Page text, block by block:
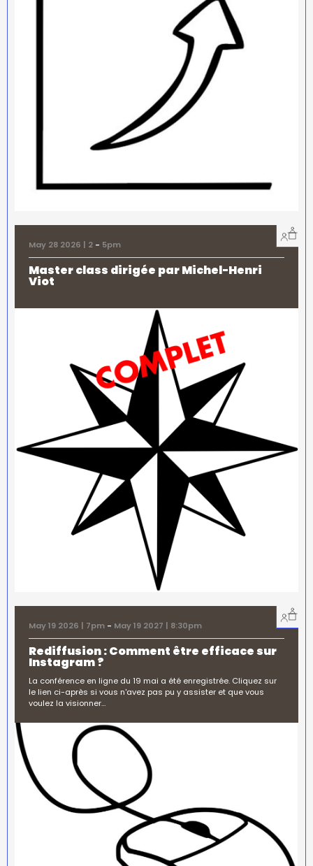
May 28 2026 | 2 - 5pm
Master class dirigée par Michel-Henri
Viot
May 19 2026 | 7pm - May 19 2027 | 8:30pm
Rediffusion : Comment être efficace sur
Instagram ?
La conférence en ligne du 19 mai a été enregistrée. Cliquez sur
le lien ci-après si vous n'avez pas pu y assister et que vous
voulez la visionner…